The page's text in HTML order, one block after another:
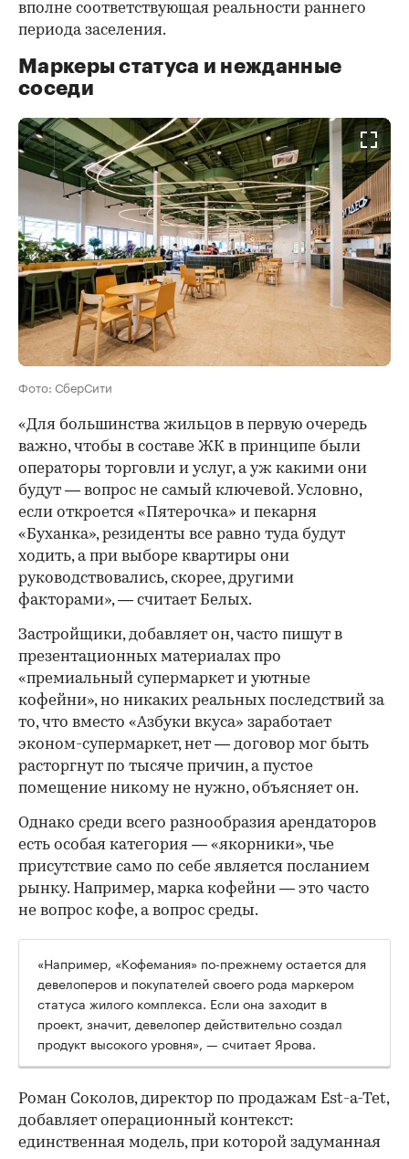
вполне соответствующая реальности раннего
периода заселения.
Маркеры статуса и нежданные
соседи
Фото: СберСити
«Для большинства жильцов в первую очередь
важно, чтобы в составе ЖК в принципе были
операторы торговли и услуг, а уж какими они
будут — вопрос не самый ключевой. Условно,
если откроется «Пятерочка» и пекарня
«Буханка», резиденты все равно туда будут
ходить, а при выборе квартиры они
руководствовались, скорее, другими
факторами», — считает Белых.
Застройщики, добавляет он, часто пишут в
презентационных материалах про
«премиальный супермаркет и уютные
кофейни», но никаких реальных последствий за
то, что вместо «Азбуки вкуса» заработает
эконом-супермаркет, нет — договор мог быть
расторгнут по тысяче причин, а пустое
помещение никому не нужно, объясняет он.
Однако среди всего разнообразия арендаторов
есть особая категория — «якорники», чье
присутствие само по себе является посланием
рынку. Например, марка кофейни — это часто
не вопрос кофе, а вопрос среды.
«Например, «Кофемания» по-прежнему остается для
девелоперов и покупателей своего рода маркером
статуса жилого комплекса. Если она заходит в
проект, значит, девелопер действительно создал
продукт высокого уровня», — считает Ярова.
Роман Соколов, директор по продажам Est-a-Tet,
добавляет операционный контекст:
единственная модель, при которой задуманная